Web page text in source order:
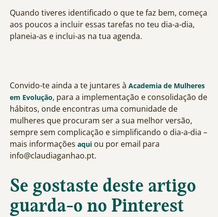
Quando tiveres identificado o que te faz bem, começa
aos poucos a incluir essas tarefas no teu dia-a-dia,
planeia-as e inclui-as na tua agenda.
Convido-te ainda a te juntares à Academia de Mulheres
em Evolução, para a implementação e consolidação de
hábitos, onde encontras uma comunidade de
mulheres que procuram ser a sua melhor versão,
sempre sem complicação e simplificando o dia-a-dia –
mais informações aqui ou por email para
info@claudiaganhao.pt.
Se gostaste deste artigo
guarda-o no Pinterest